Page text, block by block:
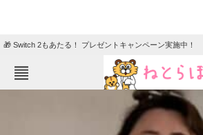
🎁 Switch 2もあたる！ プレゼントキャンペーン実施中！
ニュース